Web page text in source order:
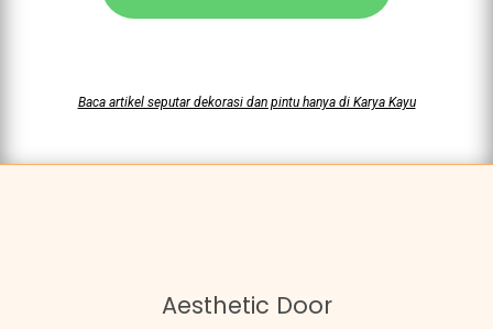
Baca artikel seputar dekorasi dan pintu hanya di Karya Kayu
Aesthetic Door